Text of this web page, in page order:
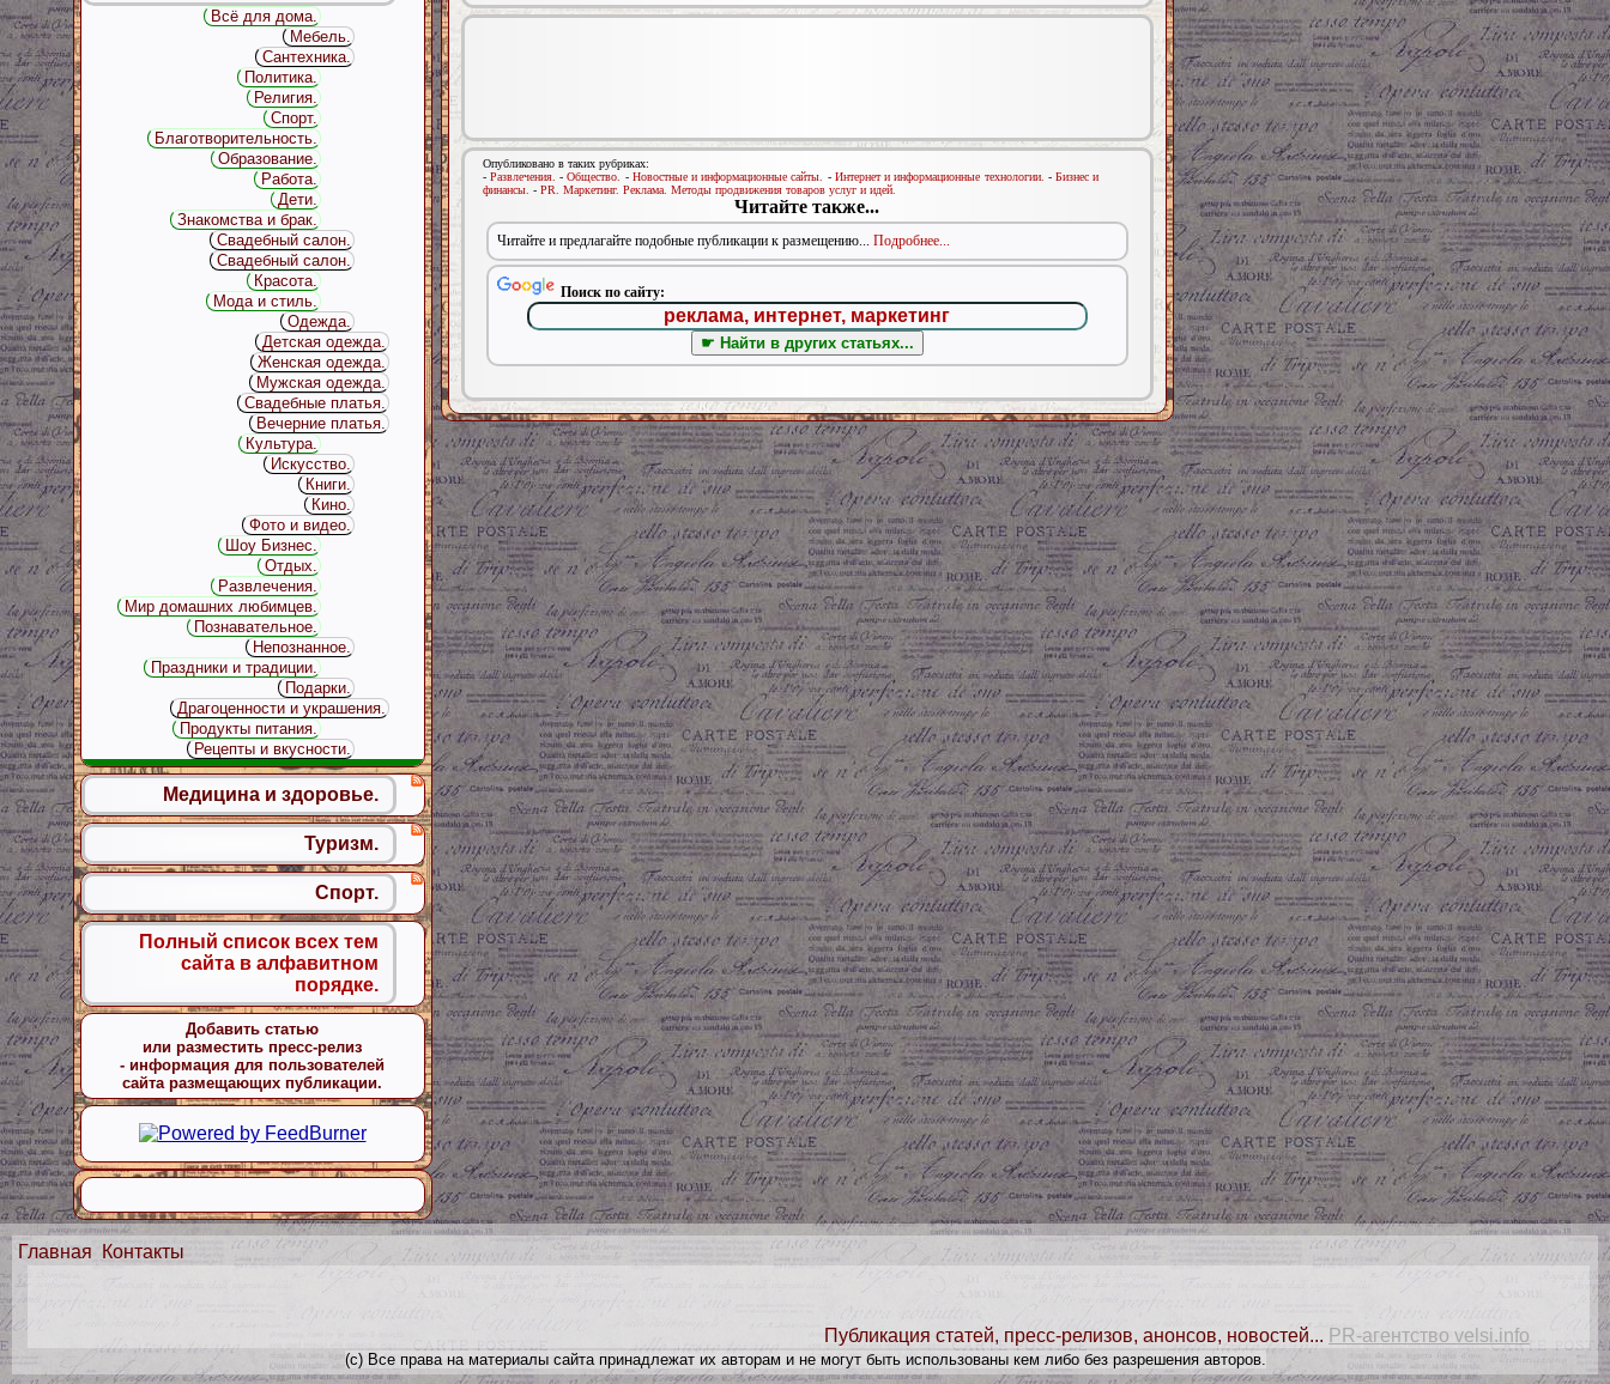
Опубликовано в таких рубриках:
- Развлечения. -Общество. - Новостные и информационные сайты. - Интернет и информационные технологии. -Бизнес и
финансы. - PR. Маркетинг. Реклама. Методы продвижения товаров услуг и идей.
Читайте также...
Читайте и предлагайте подобные публикации к размещению... Подробнее...
Поиск по сайту:
Всё для дома.
Мебель.
Сантехника.
Политика.
Религия.
Спорт.
Благотворительность.
Образование.
Работа.
Дети.
Знакомства и брак.
Свадебный салон.
Свадебный салон.
Красота.
Мода и стиль.
Одежда.
Детская одежда.
Женская одежда.
Мужская одежда.
Свадебные платья.
Вечерние платья.
Культура.
Искусство.
Книги.
Кино.
Фото и видео.
Шоу Бизнес.
Отдых.
Развлечения.
Мир домашних любимцев.
Познавательное.
Непознанное.
Праздники и традиции.
Подарки.
Драгоценности и украшения.
Продукты питания.
Рецепты и вкусности.
Медицина и здоровье.
Туризм.
Спорт.
Полный список всех тем
сайта в алфавитном
порядке.
Добавить статью
или разместить пресс-релиз
- информация для пользователей
сайта размещающих публикации.
Главная Контакты
Публикация статей, пресс-релизов, анонсов, новостей... PR-агентство velsi.info
(с) Все права на материалы сайта принадлежат их авторам и не могут быть использованы кем либо без разрешения авторов.